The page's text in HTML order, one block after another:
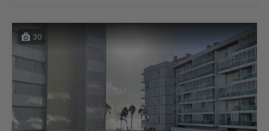
30